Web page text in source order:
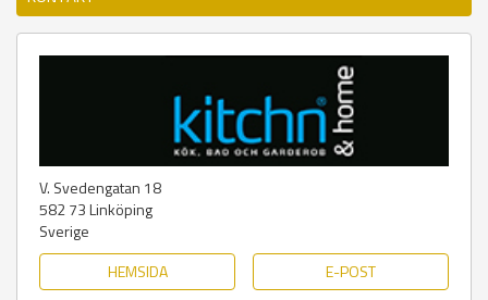
V. Svedengatan 18
582 73Linköping
Sverige
HEMSIDA
E-POST